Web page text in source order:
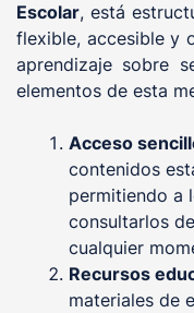
Escolar, está
flexible, accesible y
aprendizaje sobre
elementos de esta
Acceso
contenidos
permitiendo a
consultarlos
cualquier
Recursos
materiales de